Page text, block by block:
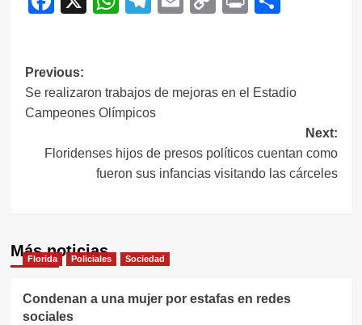
Navegación
de
entradas
Previous:
Se realizaron trabajos de mejoras en el Estadio
Campeones Olímpicos
Next:
Floridenses hijos de presos políticos cuentan como
fueron sus infancias visitando las cárceles
Más noticias
Florida Policiales Sociedad
Condenan a una mujer por estafas en redes
sociales